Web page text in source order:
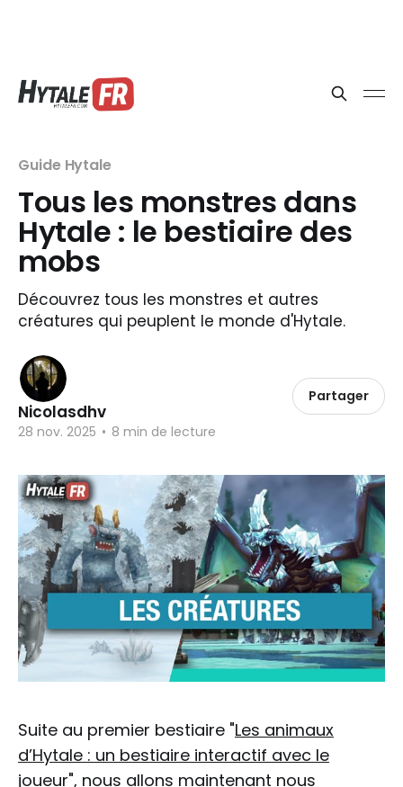
Guide Hytale
Tous les monstres dans
Hytale : le bestiaire des
mobs
Découvrez tous les monstres et autres
créatures qui peuplent le monde d'Hytale.
Nicolasdhv
28 nov. 2025 • 8 min de lecture
Partager
Suite au premier bestiaire "Les animaux
d’Hytale : un bestiaire interactif avec le
joueur", nous allons maintenant nous